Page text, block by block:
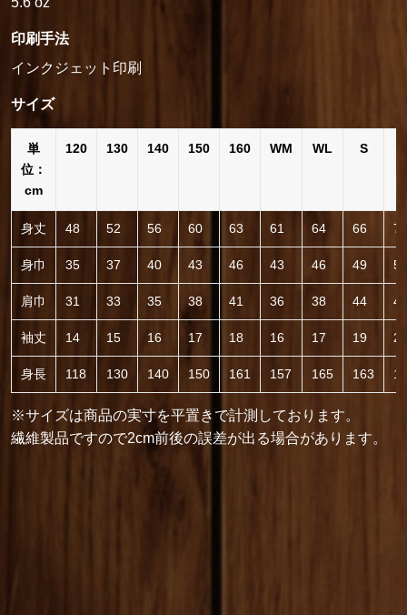
印刷手法
インクジェット印刷
サイズ
単
位：
cm
120 130 140 150 160 WM WL S
身丈 48 52 56 60 63 61 64 66 70
身巾 35 37 40 43 46 43 46 49 52
肩巾 31 33 35 38 41 36 38 44 47
袖丈 14 15 16 17 18 16 17 19 20
身長 118 130 140 150 161 157 165 163
※サイズは商品の実寸を平置きで計測しております。
繊維製品ですので2cm前後の誤差が出る場合があります。